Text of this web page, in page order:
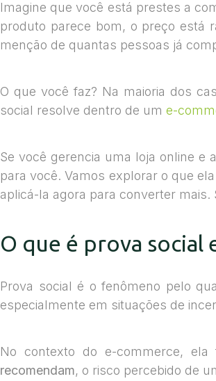
Imagine que você está prestes a
produto parece bom, o preço está
menção de quantas pessoas já
O que você faz? Na maioria dos
social resolve dentro de ume-
Se você gerencia uma loja online e
para você. Vamos explorar o que
aplicá-la agora para converter mais.
O que é prova social
Prova social é o fenômeno pelo
especialmente em situações de
No contexto do e-commerce,
recomendam, o risco percebido de